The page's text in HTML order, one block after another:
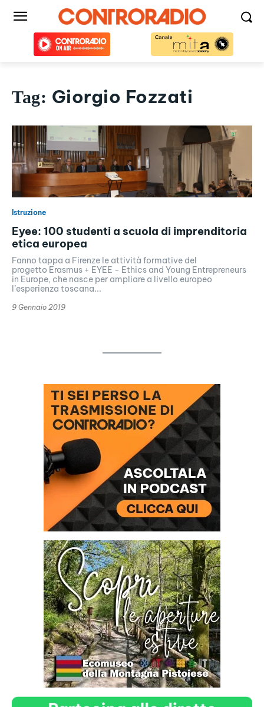
Tag: Giorgio Fozzati
Istruzione
Eyee: 100 studenti a scuola di imprenditoria
etica europea
Fanno tappa a Firenze le attività formative del
progetto Erasmus + EYEE - Ethics and Young Entrepreneurs
in Europe, che nasce per ampliare a livello europeo
l’esperienza toscana...
9 Gennaio 2019